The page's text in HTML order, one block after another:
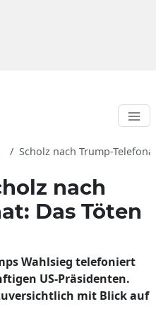
Scholz nach Trump-
nach
Das Töten
Wahlsieg telefoniert
US-Präsidenten.
mit Blick auf